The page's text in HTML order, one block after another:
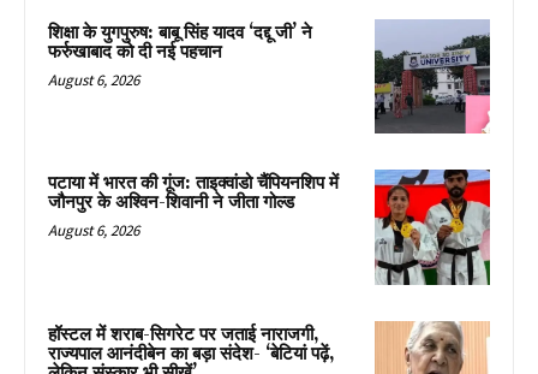
शिक्षा के युगपुरुष: बाबू सिंह यादव ‘दद्दू जी’ ने
फर्रुखाबाद को दी नई पहचान
August 6, 2026
पटाया में भारत की गूंज: ताइक्वांडो चैंपियनशिप में
जौनपुर के अश्विन-शिवानी ने जीता गोल्ड
August 6, 2026
हॉस्टल में शराब-सिगरेट पर जताई नाराजगी,
राज्यपाल आनंदीबेन का बड़ा संदेश- ‘बेटियां पढ़ें,